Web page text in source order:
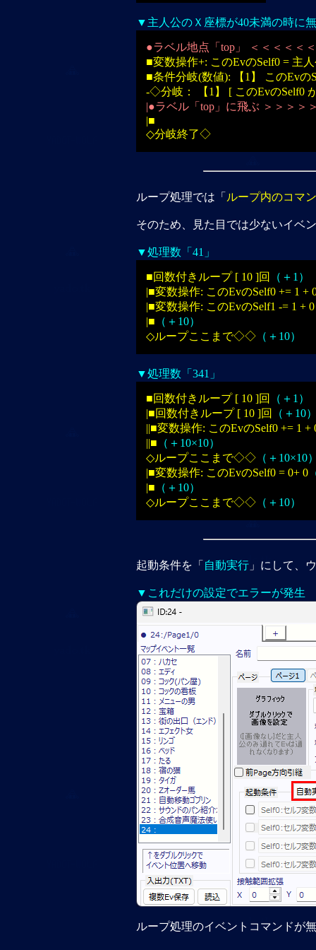
▼主人公のＸ座標が40未満の時に
●ラベル地点「top」 ＜＜＜＜＜
■変数操作+: このEvのSelf0 = 主
■条件分岐(数値): 【1】 このEvの
-◇分岐： 【1】 [ このEvのSelf0
|●ラベル「top」に飛ぶ ＞＞＞＞
|■
◇分岐終了◇
ループ処理では「 ループ内のコマ
そのため、見た目では少ないイベ
▼処理数「41」
■回数付きループ [ 10 ]回
（＋1）
|■変数操作: このEvのSelf0 += 1 +
|■変数操作: このEvのSelf1 -= 1 + 0
|■ （＋10）
◇ループここまで◇◇ （＋10）
▼処理数「341」
■回数付きループ [ 10 ]回
（＋1）
|■回数付きループ [ 10 ]回
（＋10
||■変数操作: このEvのSelf0 += 1 +
||■ （＋10×10）
◇ループここまで◇◇ （＋10×10
|■変数操作: このEvのSelf0 = 0+ 0
|■ （＋10）
◇ループここまで◇◇ （＋10）
起動条件を「 自動実行 」にして、
▼これだけの設定でエラーが発生
ループ処理のイベントコマンドが